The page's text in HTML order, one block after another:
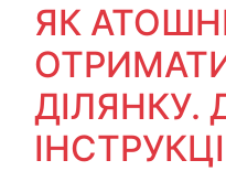
ЯК
ДІЛЯНКУ.